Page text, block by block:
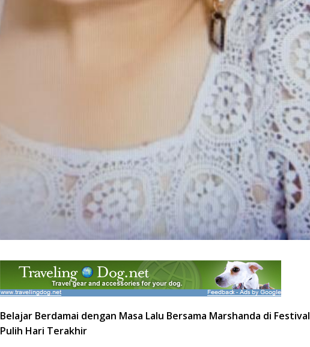
Belajar Berdamai dengan Masa Lalu Bersama Marshanda di Festival
Pulih Hari Terakhir